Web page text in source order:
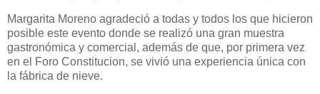
Margarita Moreno agradeció a todas y todos los que hicieron
posible este evento donde se realizó una gran muestra
gastronómica y comercial, además de que, por primera vez
en el Foro Constitucion, se vivió una experiencia única con
la fábrica de nieve.